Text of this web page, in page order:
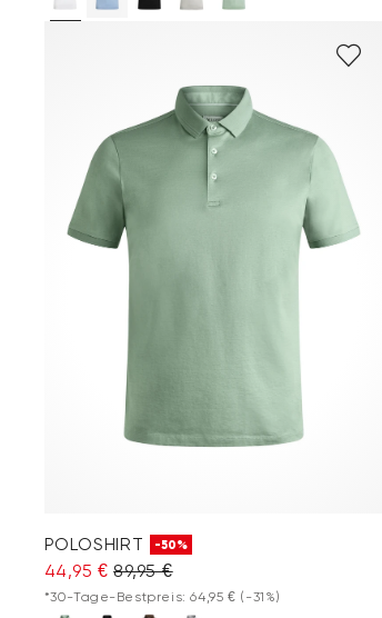
POLOSHIRT -50%
44,95 € 89,95 €
*30-Tage-Bestpreis: 64,95 € (-31%)